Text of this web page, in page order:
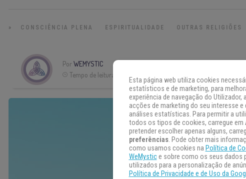
» CONSCIÊNCIA PLENA ESPIRITUALIDADE OUTRAS RELIGIÕES
PorWEMYSTIC
Tempo de leitura:
Esta página web utiliza cookies
estatísticos e de marketing, para
experiência de navegação do Utilizador,
acções de marketing do seu interesse e
análises estatísticas. Para permitir a
todos os tipos de cookies, carregue em
pretender escolher apenas alguns,
preferências. Pode obter mais
como usamos cookies na Política de
WeMystice sobre como os seus dados
utilizados para a personalização de
Política de Privacidade e de Uso da